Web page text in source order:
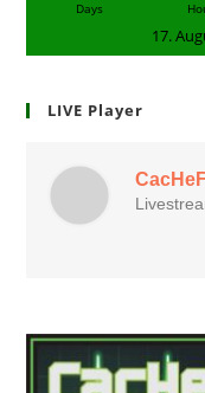
Days
17.
LIVE Player